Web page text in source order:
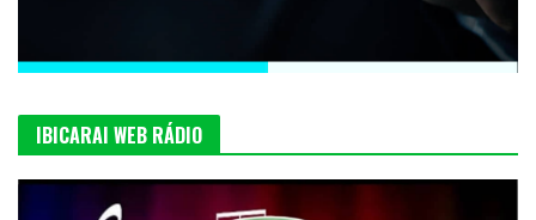
IBICARAI WEB RÁDIO